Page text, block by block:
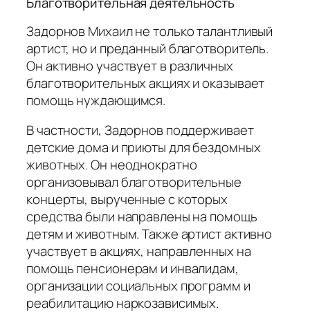
Задорнов Михаил не только талантливый
артист, но и преданный благотворитель.
Он активно участвует в различных
благотворительных акциях и оказывает
помощь нуждающимся.
В частности, Задорнов поддерживает
детские дома и приюты для бездомных
животных. Он неоднократно
организовывал благотворительные
концерты, вырученные с которых
средства были направлены на помощь
детям и животным. Также артист активно
участвует в акциях, направленных на
помощь пенсионерам и инвалидам,
организации социальных программ и
реабилитацию наркозависимых.